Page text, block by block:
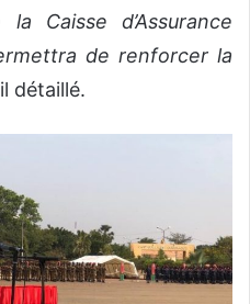
la Caisse d’Assurance
de renforcer la
détaillé.